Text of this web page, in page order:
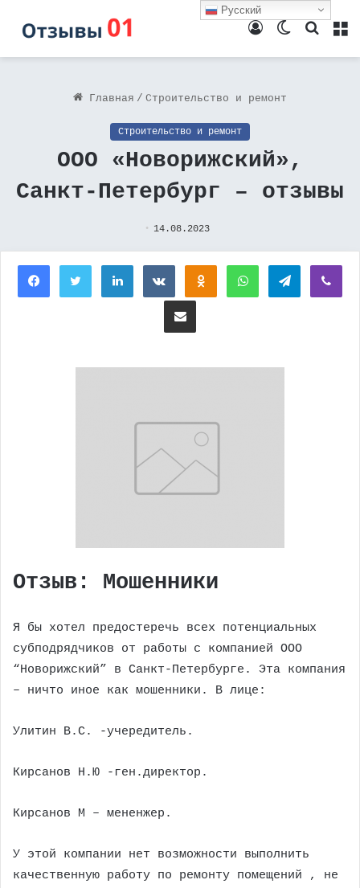
Поиск
Switch
Войти
Главная / Строительство и ремонт
Строительство и ремонт
ООО «Новорижский»,
Санкт-Петербург – отзывы
14.08.2023
FacebookTwitterLinkedInВконтактеОдноклассники
WhatsAppTelegram
Поделиться через электронную почту
Отзыв: Мошенники
Я бы хотел предостеречь всех потенциальных
субподрядчиков от работы с компанией ООО
“Новорижский” в Санкт-Петербурге. Эта компания
– ничто иное как мошенники. В лице:
Улитин В.С. -учередитель.
Кирсанов Н.Ю -ген.директор.
Кирсанов М – мененжер.
У этой компании нет возможности выполнить
качественную работу по ремонту помещений , не
Русский